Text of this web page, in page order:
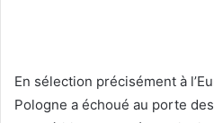
En sélection précisément à
Pologne a échoué au porte